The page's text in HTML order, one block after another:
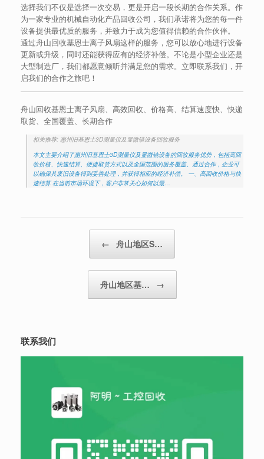
选择我们不仅是选择一次交易，更是开启一段长期的合作关系。作
为一家专业的机械自动化产品回收公司，我们承诺将为您的每一件
设备提供最优质的服务，并致力于成为您值得信赖的合作伙伴。
通过舟山回收基恩士离子风扇这样的服务，您可以放心地进行设备
更新或升级，同时还能获得应有的经济补偿。不论是小型企业还是
大型制造厂，我们都愿意倾听并满足您的需求。立即联系我们，开
启我们的合作之旅吧！
舟山回收基恩士离子风扇、高效回收、价格高、结算速度快、快递
取货、全国覆盖、长期合作
相关推荐: 惠州旧基恩士3D测量仪及显微镜设备回收服务
本文主要介绍了惠州旧基恩士3D测量仪及显微镜设备的回收服务优势，包括高回
收价格、快速结算、便捷取货方式以及全国范围的服务覆盖。通过合作，企业可
以确保其废旧设备得到妥善处理，并获得相应的经济补偿。 一、高回收价格与快
速结算 在当前市场环境下，客户非常关心如何以最…
← 舟山地区S…
舟山地区基… →
联系我们